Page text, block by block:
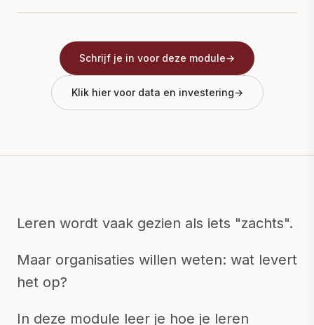
Schrijf je in voor deze module→
Klik hier voor data en investering→
Leren wordt vaak gezien als iets "zachts".
Maar organisaties willen weten: wat levert
het op?
In deze module leer je hoe je leren